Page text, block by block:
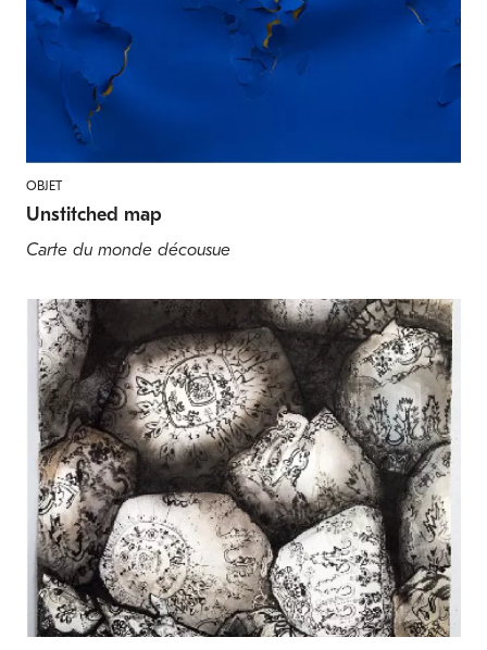
OBJET
Unstitched map
Carte du monde décousue